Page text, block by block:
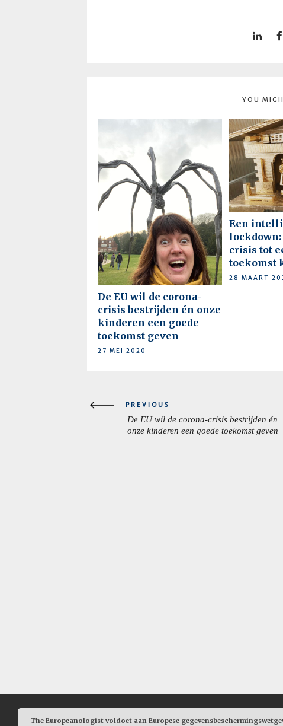
YOU
De EU wil de corona-
crisis bestrijden én onze
kinderen een goede
toekomst geven
27 MEI 2020
Een
lockdown:
crisis tot
toekomst
28 MAART
Berichtnavigatie
PREVIOUS
PREVIOUSDe EU wil de corona-crisis bestrijden én
onze kinderen een goede toekomst geven
The Europeanologist voldoet aan Europese